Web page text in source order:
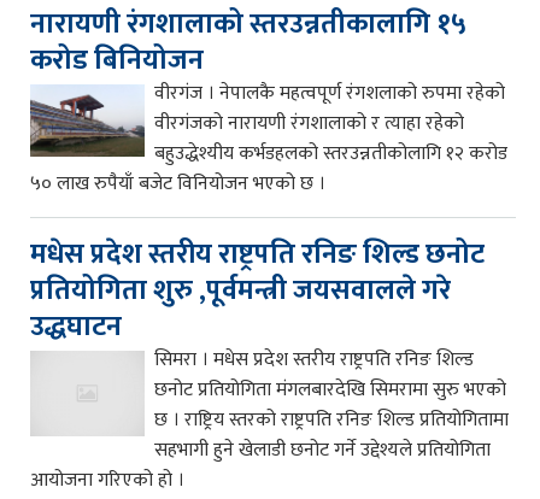
नारायणी रंगशालाको स्तरउन्नतीकालागि १५
करोड बिनियोजन
वीरगंज । नेपालकै महत्वपूर्ण रंगशलाको रुपमा रहेको
वीरगंजको नारायणी रंगशालाको र त्याहा रहेको
बहुउद्धेश्यीय कर्भडहलको स्तरउन्नतीकोलागि १२ करोड
५० लाख रुपैयाँ बजेट विनियोजन भएको छ ।
मधेस प्रदेश स्तरीय राष्ट्रपति रनिङ शिल्ड छनोट
प्रतियोगिता शुरु ,पूर्वमन्त्री जयसवालले गरे
उद्धघाटन
सिमरा । मधेस प्रदेश स्तरीय राष्ट्रपति रनिङ शिल्ड
छनोट प्रतियोगिता मंगलबारदेखि सिमरामा सुरु भएको
छ । राष्ट्रिय स्तरको राष्ट्रपति रनिङ शिल्ड प्रतियोगितामा
सहभागी हुने खेलाडी छनोट गर्ने उद्देश्यले प्रतियोगिता
आयोजना गरिएको हो ।